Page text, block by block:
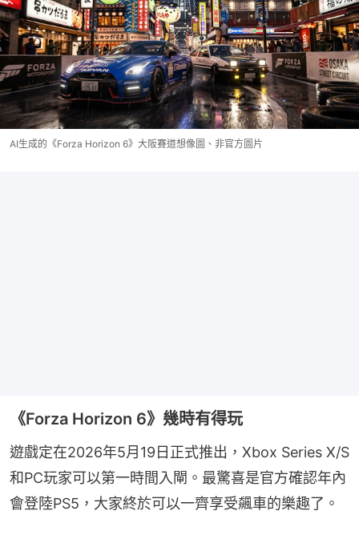
AI生成的《Forza Horizon 6》大阪賽道想像圖、非官方圖片
《Forza Horizon 6》幾時有得玩
遊戲定在2026年5月19日正式推出，Xbox Series X/S
和PC玩家可以第一時間入閘。最驚喜是官方確認年內
會登陸PS5，大家終於可以一齊享受飆車的樂趣了。